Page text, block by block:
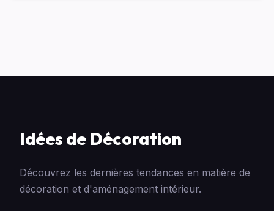
Idées de Décoration
Découvrez les dernières tendances en matière de
décoration et d'aménagement intérieur.